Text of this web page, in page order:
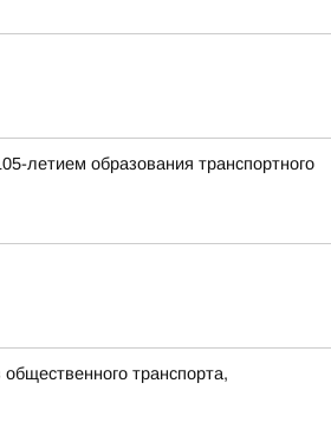
летием образования транспортного
транспорта,